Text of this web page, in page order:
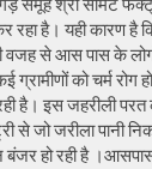
रहा है। यही कारण
से आस पास के
ग्रामीणों को चर्म रोग
है। इस जहरीली परत
से जो जरीला पानी
बंजर हो रही है